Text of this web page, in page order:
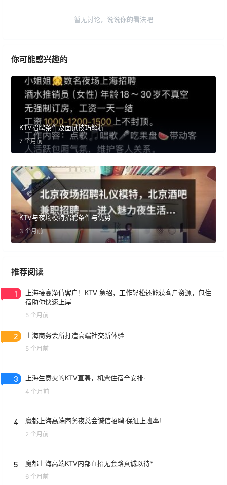
暂无讨论，说说你的看法吧
你可能感兴趣的
KTV招聘条件及面试技巧解析
7 个月前
KTV与夜场模特招聘条件与优势
3 个月前
推荐阅读
1
上海接高净值客户！KTV 急招，工作轻松还能获客户资源，包住
宿助你快速上岸
5 个月前
2 上海商务会所打造高端社交新体验
5 个月前
3 上海生意火的KTV直聘，机票住宿全安排·
4 个月前
4 魔都上海高端商务夜总会诚信招聘·保证上班率!
2 个月前
5 魔都上海高端KTV内部直招无套路真诚以待*
6 个月前